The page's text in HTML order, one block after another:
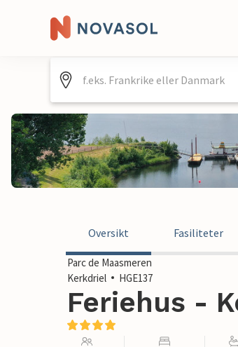
Oversikt Fasiliteter
Parc de Maasmeren
Kerkdriel
HGE137
Feriehus -